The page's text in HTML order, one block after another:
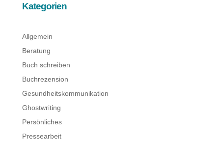
Kategorien
Allgemein
Beratung
Buch schreiben
Buchrezension
Gesundheitskommunikation
Ghostwriting
Persönliches
Pressearbeit